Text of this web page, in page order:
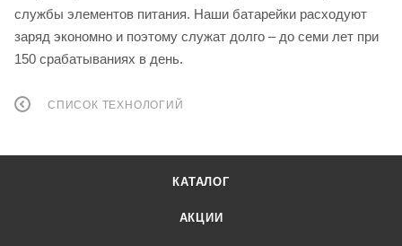
службы элементов питания. Наши батарейки расходуют
заряд экономно и поэтому служат долго – до семи лет при
150 срабатываниях в день.
СПИСОК ТЕХНОЛОГИЙ
КАТАЛОГ
АКЦИИ